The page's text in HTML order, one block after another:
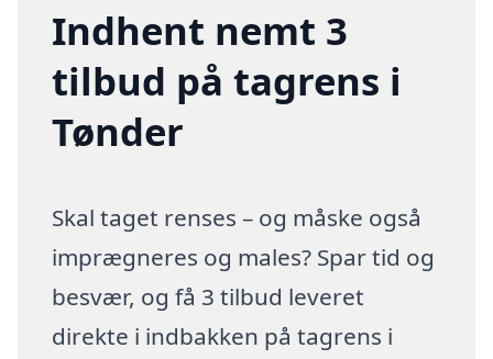
Indhent nemt 3
tilbud på tagrens i
Tønder
Skal taget renses – og måske også
imprægneres og males? Spar tid og
besvær, og få 3 tilbud leveret
direkte i indbakken på tagrens i